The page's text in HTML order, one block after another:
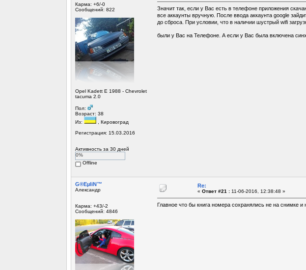
Карма: +6/-0
Сообщений: 822
Opel Kadett E 1988 - Chevrolet
tacuma 2.0
Пол:
Возраст: 38
Из:
, Кировоград
Регистрация: 15.03.2016
Активность за 30 дней
0%
Offline
Значит так, если у Вас есть в телефоне приложения
все аккаунты вручную. После ввода аккаунта google
до сброса. При условии, что в наличии шустрый wifi
были у Вас на Телефоне. А если у Вас была включена
G®EµliN™
Александр
Карма: +43/-2
Сообщений: 4846
Re:
« Ответ #21 :11-06-2016, 12:38:48 »
Главное что бы книга номера сохранялись не на снимке